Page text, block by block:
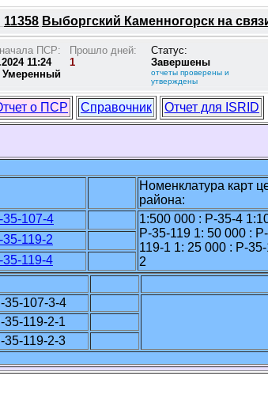
11358 Выборгский Каменногорск на
ПСР:
11:24
Умеренный
Прошло дней:
1
Статус:
Завершены
отчеты проверены и
утверждены
о ПСР Справочник Отчет для ISRID
Номенклатура карт
района:
35-107-4
1:500 000 : P-35-4
P-35-119 1: 50 000 :
119-1 1: 25 000 : P-
2
35-119-2
35-119-4
35-107-3-4
35-119-2-1
35-119-2-3